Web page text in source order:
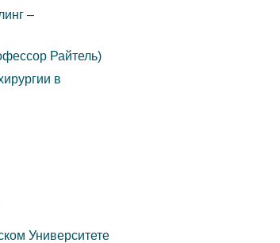
–
Райтель)
в
Университете